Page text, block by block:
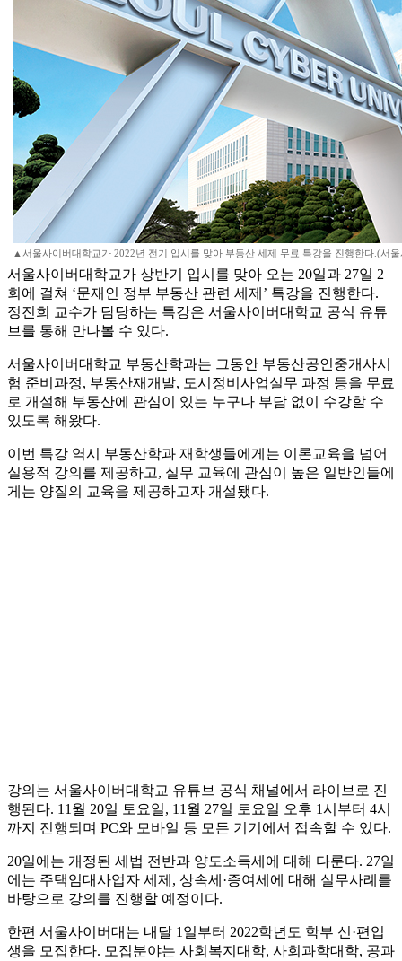
▲서울사이버대학교가 2022년 전기 입시를 맞아 부동산 세제 무료 특강을 진행한다.(서
서울사이버대학교가 상반기 입시를 맞아 오는 20일과 27일 2
회에 걸쳐 ‘문재인 정부 부동산 관련 세제’ 특강을 진행한다.
정진희 교수가 담당하는 특강은 서울사이버대학교 공식 유튜
브를 통해 만나볼 수 있다.
서울사이버대학교 부동산학과는 그동안 부동산공인중개사시
험 준비과정, 부동산재개발, 도시정비사업실무 과정 등을 무료
로 개설해 부동산에 관심이 있는 누구나 부담 없이 수강할 수
있도록 해왔다.
이번 특강 역시 부동산학과 재학생들에게는 이론교육을 넘어
실용적 강의를 제공하고, 실무 교육에 관심이 높은 일반인들에
게는 양질의 교육을 제공하고자 개설됐다.
강의는 서울사이버대학교 유튜브 공식 채널에서 라이브로 진
행된다. 11월 20일 토요일, 11월 27일 토요일 오후 1시부터 4시
까지 진행되며 PC와 모바일 등 모든 기기에서 접속할 수 있다.
20일에는 개정된 세법 전반과 양도소득세에 대해 다룬다. 27일
에는 주택임대사업자 세제, 상속세·증여세에 대해 실무사례를
바탕으로 강의를 진행할 예정이다.
한편 서울사이버대는 내달 1일부터 2022학년도 학부 신·편입
생을 모집한다. 모집분야는 사회복지대학, 사회과학대학, 공과